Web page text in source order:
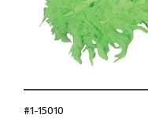
#1-15010